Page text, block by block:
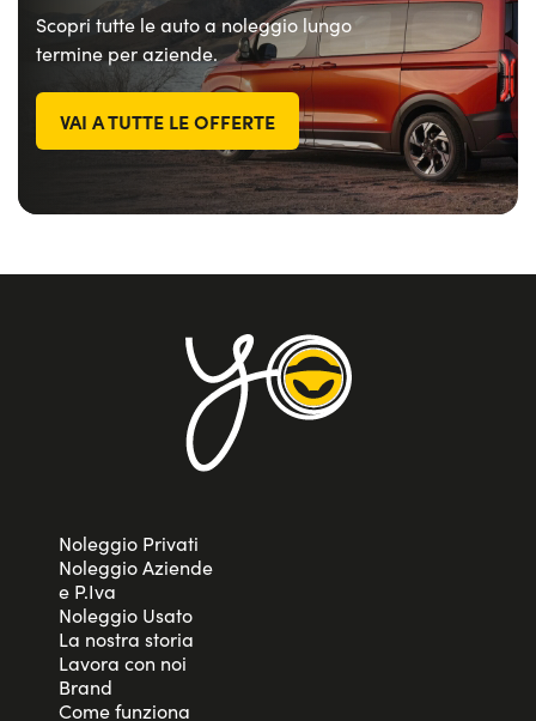
Scopri tutte le auto a noleggio lungo
termine per aziende.
VAI A TUTTE LE OFFERTE
Noleggio Privati
Noleggio Aziende
e P.Iva
Noleggio Usato
La nostra storia
Lavora con noi
Brand
Come funziona